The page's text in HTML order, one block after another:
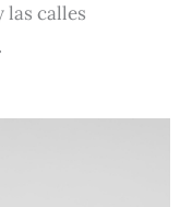
las calles